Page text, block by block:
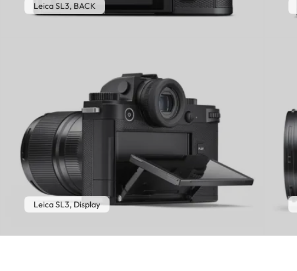
Leica SL3, BACK
Leica SL3, Display